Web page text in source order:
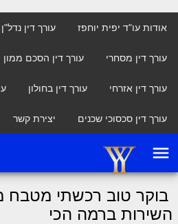
אודות עו"ד יפית יוחפז עורך דין נדל"ן
עורך דין מסחרי עורך דין הסכם ממון
עורך דין אזרחי עורך דין בחולון
עורך דין סכסוכי שכנים יצירת קשר
menu
בוקר טוב רכשתי מטבח
השירות ברמה הכי